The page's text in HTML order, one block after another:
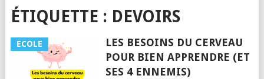
ÉTIQUETTE : DEVOIRS
ECOLE
LES BESOINS DU CERVEAU
POUR BIEN APPRENDRE (ET
SES 4 ENNEMIS)